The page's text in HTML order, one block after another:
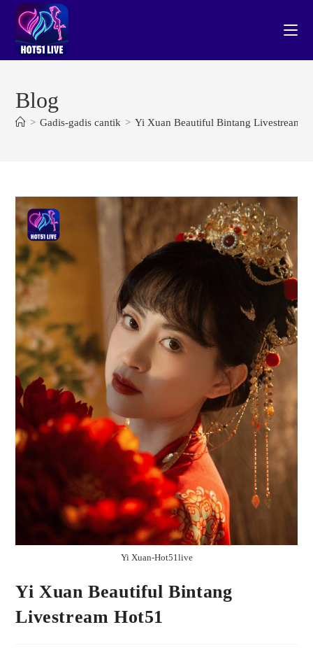
Skip
content
Blog
> Gadis-gadis cantik > Yi Xuan Beautiful Bintang Livestream
Yi Xuan-Hot51live
Yi Xuan Beautiful Bintang
Livestream Hot51